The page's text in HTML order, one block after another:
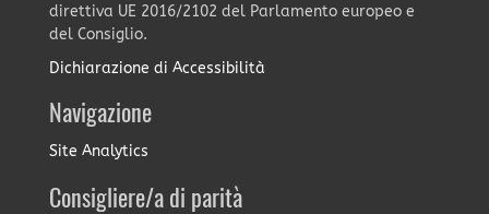
direttiva UE 2016/2102 del Parlamento europeo e
del Consiglio.
Dichiarazione di Accessibilità
Navigazione
Site Analytics
Consigliere/a di parità